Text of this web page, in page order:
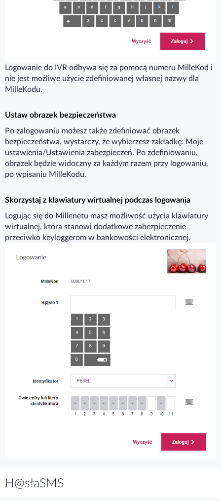
Logowanie do IVR odbywa się za pomocą numeru MilleKod i
nie jest możliwe użycie zdefiniowanej własnej nazwy dla
MilleKodu.
Ustaw obrazek bezpieczeństwa
Po zalogowaniu możesz także zdefiniować obrazek
bezpieczeństwa, wystarczy, że wybierzesz zakładkę: Moje
ustawienia/Ustawienia zabezpieczeń. Po zdefiniowaniu,
obrazek będzie widoczny za każdym razem przy logowaniu,
po wpisaniu MilleKodu.
Skorzystaj z klawiatury wirtualnej podczas logowania
Logując się do Millenetu masz możliwość użycia klawiatury
wirtualnej, która stanowi dodatkowe zabezpieczenie
przeciwko keyloggerom w bankowości elektronicznej.
H@słaSMS